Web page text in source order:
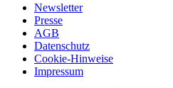
Newsletter
Presse
AGB
Datenschutz
Cookie-Hinweise
Impressum